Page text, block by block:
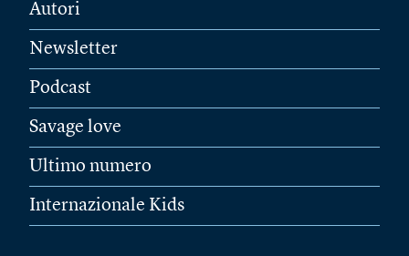
Autori
Newsletter
Podcast
Savage love
Ultimo numero
Internazionale Kids